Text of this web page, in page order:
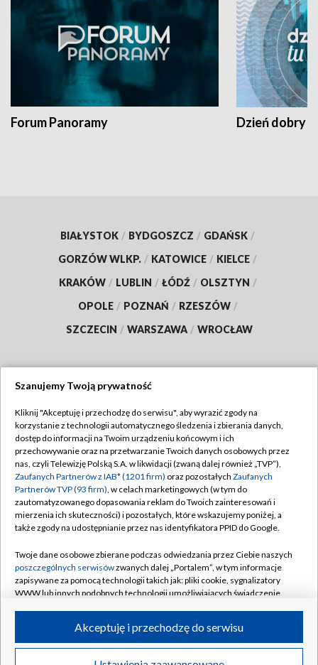
Forum Panoramy Dzień dobry
BIAŁYSTOK / BYDGOSZCZ / GDAŃSK /
GORZÓW WLKP. / KATOWICE / KIELCE /
KRAKÓW / LUBLIN / ŁÓDŹ / OLSZTYN /
OPOLE / POZNAŃ / RZESZÓW /
SZCZECIN / WARSZAWA / WROCŁAW
TVP
Abonament TVP
Emisja w TVP
Centrum informacji TVP
Naziemna Telewizja Cyfrowa
Rada Programowa
System NOS
Informacje o nadawcy
Program dla prasy
Regulamin TVP
Polityka prywatności
Moje zgody
Pomoc
Kontakt
Kanały
©2026 Telewizja Polska S.A. w likwidacji
Szanujemy Twoją prywatność
Kliknij "Akceptuję i przechodzę do serwisu", aby wyrazić zgody na
korzystanie z technologii automatycznego śledzenia i zbierania danych,
dostęp do informacji na Twoim urządzeniu końcowym i ich
przechowywanie oraz na przetwarzanie Twoich danych osobowych przez
nas, czyli Telewizję Polską S.A. w likwidacji (zwaną dalej również „TVP”),
Zaufanych Partnerów z IAB* (1201 firm) oraz pozostałych Zaufanych
Partnerów TVP (93 firm), w celach marketingowych (w tym do
zautomatyzowanego dopasowania reklam do Twoich zainteresowań i
mierzenia ich skuteczności) i pozostałych, które wskazujemy poniżej, a
także zgody na udostępnianie przez nas identyfikatora PPID do Google.
Twoje dane osobowe zbierane podczas odwiedzania przez Ciebie naszych
poszczególnych serwisówzwanych dalej „Portalem”, w tym informacje
zapisywane za pomocą technologii takich jak: pliki cookie, sygnalizatory
WWW lub innych podobnych technologii umożliwiających świadczenie
ruchu w Internecie.
Twoje dane osobowe zbierane podczas odwiedzania przez Ciebie
Akceptuję i przechodzę do serwisu